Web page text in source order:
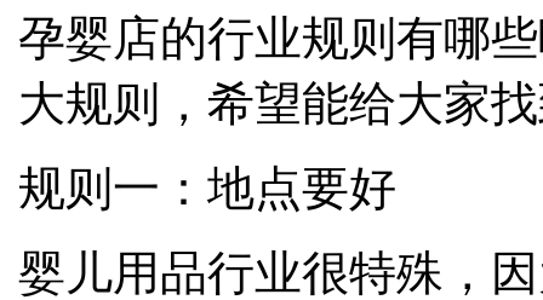
孕婴店的行业规则有哪
大规则，希望能给大家
规则一：地点要好
婴儿用品行业很特殊，